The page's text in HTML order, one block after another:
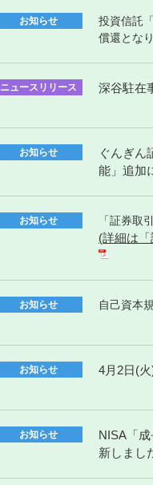
お知らせ
投資信託
償還とな
ニュースリリース 深谷駐在
お知らせ
ぐんぎん
能」追加
お知らせ 「証券取
(詳細は
お知らせ 自己資本
お知らせ 4月2日(
お知らせ
NISA「
新しまし